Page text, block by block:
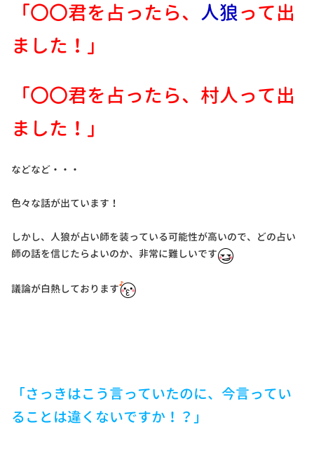
「〇〇君を占ったら、 人狼って出
ました！」
「〇〇君を占ったら、村人って出
ました！」
などなど・・・
色々な話が出ています！
しかし、人狼が占い師を装っている可能性が高いので、どの占い
師の話を信じたらよいのか、非常に難しいです
議論が白熱しております
「さっきはこう言っていたのに、今言ってい
ることは違くないですか！？」